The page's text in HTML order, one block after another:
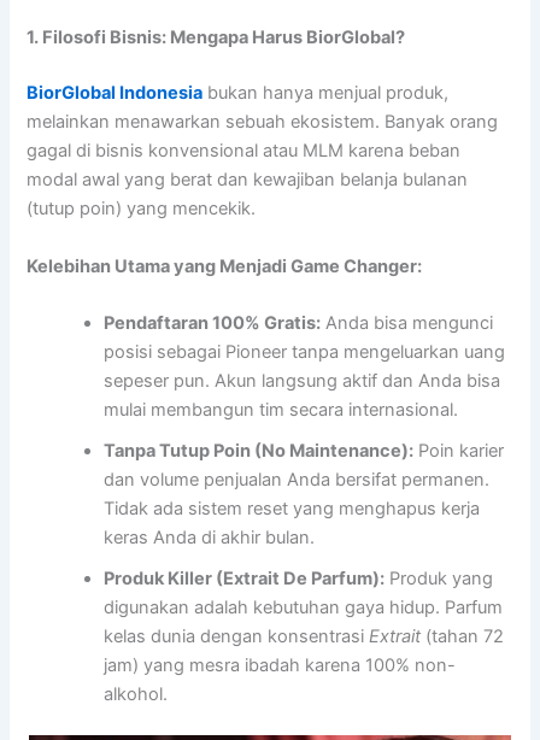
1. Filosofi Bisnis: Mengapa Harus BiorGlobal?
BiorGlobal Indonesia bukan hanya menjual produk,
melainkan menawarkan sebuah ekosistem. Banyak orang
gagal di bisnis konvensional atau MLM karena beban
modal awal yang berat dan kewajiban belanja bulanan
(tutup poin) yang mencekik.
Kelebihan Utama yang Menjadi Game Changer:
Pendaftaran 100% Gratis: Anda bisa mengunci
posisi sebagai Pioneer tanpa mengeluarkan uang
sepeser pun. Akun langsung aktif dan Anda bisa
mulai membangun tim secara internasional.
Tanpa Tutup Poin (No Maintenance): Poin karier
dan volume penjualan Anda bersifat permanen.
Tidak ada sistem reset yang menghapus kerja
keras Anda di akhir bulan.
Produk Killer (Extrait De Parfum): Produk yang
digunakan adalah kebutuhan gaya hidup. Parfum
kelas dunia dengan konsentrasiExtrait (tahan 72
jam) yang mesra ibadah karena 100% non-
alkohol.